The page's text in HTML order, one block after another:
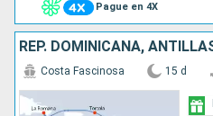
Pague en 4X
Costa Fascinosa 15 d